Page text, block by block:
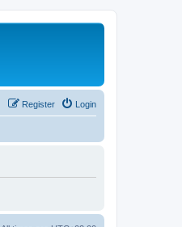
Login
Register